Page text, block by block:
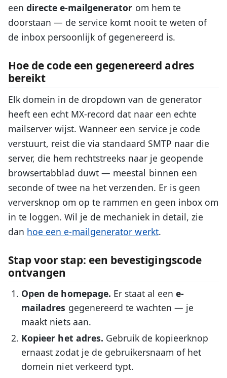
eendirecte e-mailgenerator om hem te
doorstaan — de service komt nooit te weten of
de inbox persoonlijk of gegenereerd is.
Hoe de code een gegenereerd adres
bereikt
Elk domein in de dropdown van de generator
heeft een echt MX-record dat naar een echte
mailserver wijst. Wanneer een service je code
verstuurt, reist die via standaard SMTP naar die
server, die hem rechtstreeks naar je geopende
browsertabblad duwt — meestal binnen een
seconde of twee na het verzenden. Er is geen
verversknop om op te rammen en geen inbox om
in te loggen. Wil je de mechaniek in detail, zie
dan hoe een e-mailgenerator werkt.
Stap voor stap: een bevestigingscode
ontvangen
Open de homepage. Er staat al een e-
mailadres gegenereerd te wachten — je
maakt niets aan.
Kopieer het adres. Gebruik de kopieerknop
ernaast zodat je de gebruikersnaam of het
domein niet verkeerd typt.